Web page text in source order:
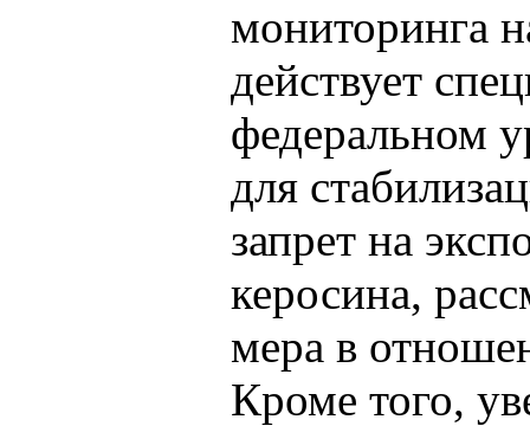
мониторинга
действует
федеральном
для
запрет на
керосина,
мера в
Кроме того,